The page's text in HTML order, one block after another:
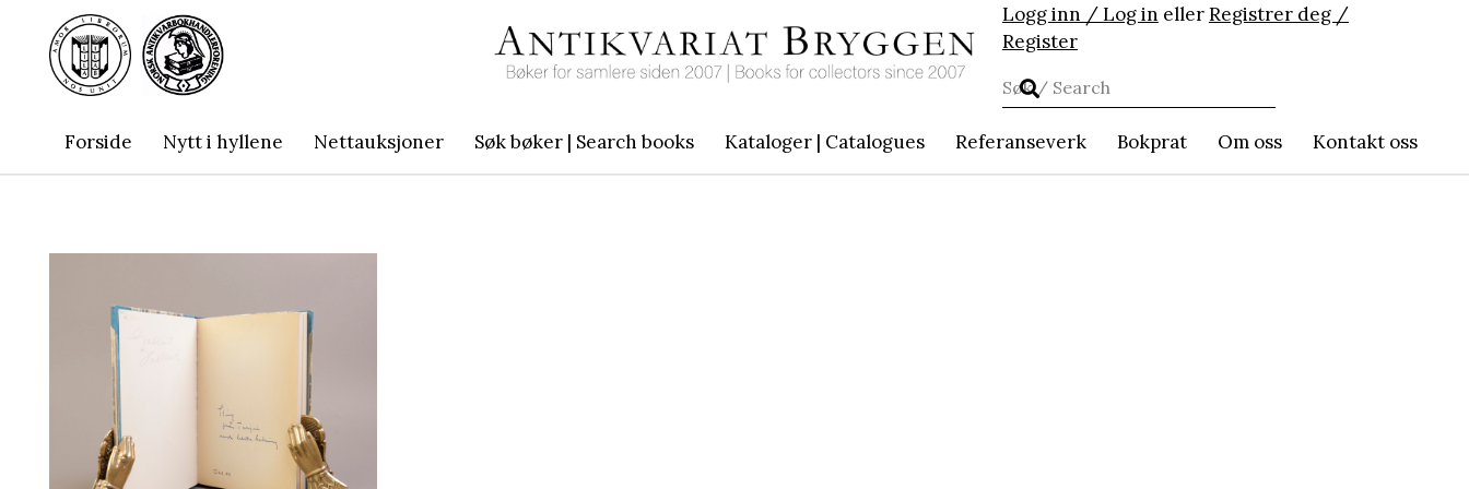
Logg inn / Log in ellerRegistrer deg /
Register
Forside Nytt i hyllene Nettauksjoner Søk bøker | Search books Kataloger | Catalogues Referanseverk Bokprat Om oss Kontakt oss